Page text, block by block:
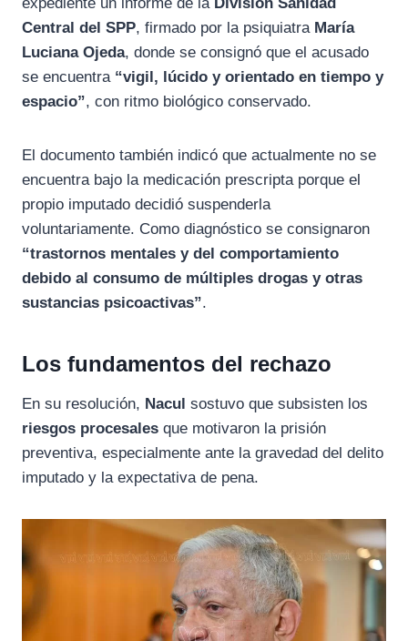
Central del SPP, firmado por la psiquiatra María
Luciana Ojeda, donde se consignó que el acusado
se encuentra “vigil, lúcido y orientado en tiempo y
espacio”, con ritmo biológico conservado.
El documento también indicó que actualmente no se
encuentra bajo la medicación prescripta porque el
propio imputado decidió suspenderla
voluntariamente. Como diagnóstico se consignaron
“trastornos mentales y del comportamiento
debido al consumo de múltiples drogas y otras
sustancias psicoactivas”.
Los fundamentos del rechazo
En su resolución, Nacul sostuvo que subsisten los
riesgos procesales que motivaron la prisión
preventiva, especialmente ante la gravedad del delito
imputado y la expectativa de pena.